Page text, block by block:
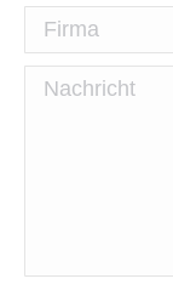
Firma
Nachricht